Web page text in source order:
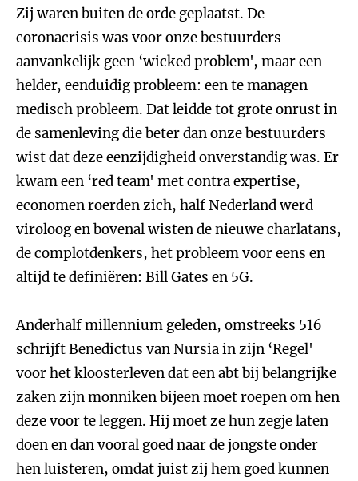
Zij waren buiten de orde geplaatst. De
coronacrisis was voor onze bestuurders
aanvankelijk geen ‘wicked problem', maar een
helder, eenduidig probleem: een te managen
medisch probleem. Dat leidde tot grote onrust in
de samenleving die beter dan onze bestuurders
wist dat deze eenzijdigheid onverstandig was. Er
kwam een ‘red team' met contra expertise,
economen roerden zich, half Nederland werd
viroloog en bovenal wisten de nieuwe charlatans,
de complotdenkers, het probleem voor eens en
altijd te definiëren: Bill Gates en 5G.
Anderhalf millennium geleden, omstreeks 516
schrijft Benedictus van Nursia in zijn ‘Regel'
voor het kloosterleven dat een abt bij belangrijke
zaken zijn monniken bijeen moet roepen om hen
deze voor te leggen. Hij moet ze hun zegje laten
doen en dan vooral goed naar de jongste onder
hen luisteren, omdat juist zij hem goed kunnen